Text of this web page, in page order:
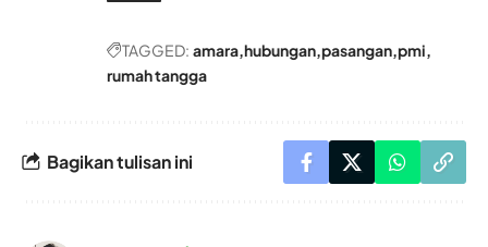
TAGGED: amara hubungan pasangan pmi
rumah tangga
Bagikan tulisan ini